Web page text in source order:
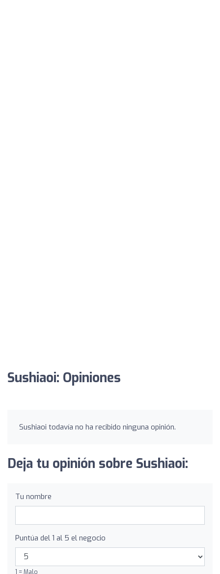
Sushiaoi: Opiniones
Sushiaoi todavía no ha recibido ninguna opinión.
Deja tu opinión sobre Sushiaoi:
Tu nombre
Puntúa del 1 al 5 el negocio
1 = Malo